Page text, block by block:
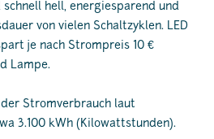
hell, energiesparend und
von vielen Schaltzyklen. LED
je nach Strompreis 10 €
Lampe.
Stromverbrauch laut
3.100 kWh (Kilowattstunden).